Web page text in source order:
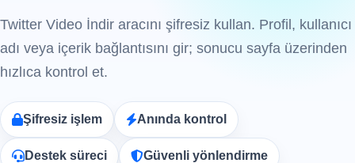
Twitter Video İndir aracını şifresiz kullan. Profil, kullanıcı
adı veya içerik bağlantısını gir; sonucu sayfa üzerinden
hızlıca kontrol et.
Şifresiz işlem Anında kontrol
Destek süreci Güvenli yönlendirme